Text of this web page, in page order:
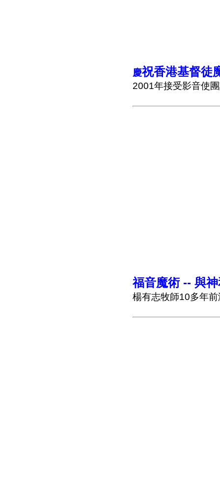
慶祝香港基督徒
2001年接受影音使
福音魔術 -- 與
楊有志牧師10多年